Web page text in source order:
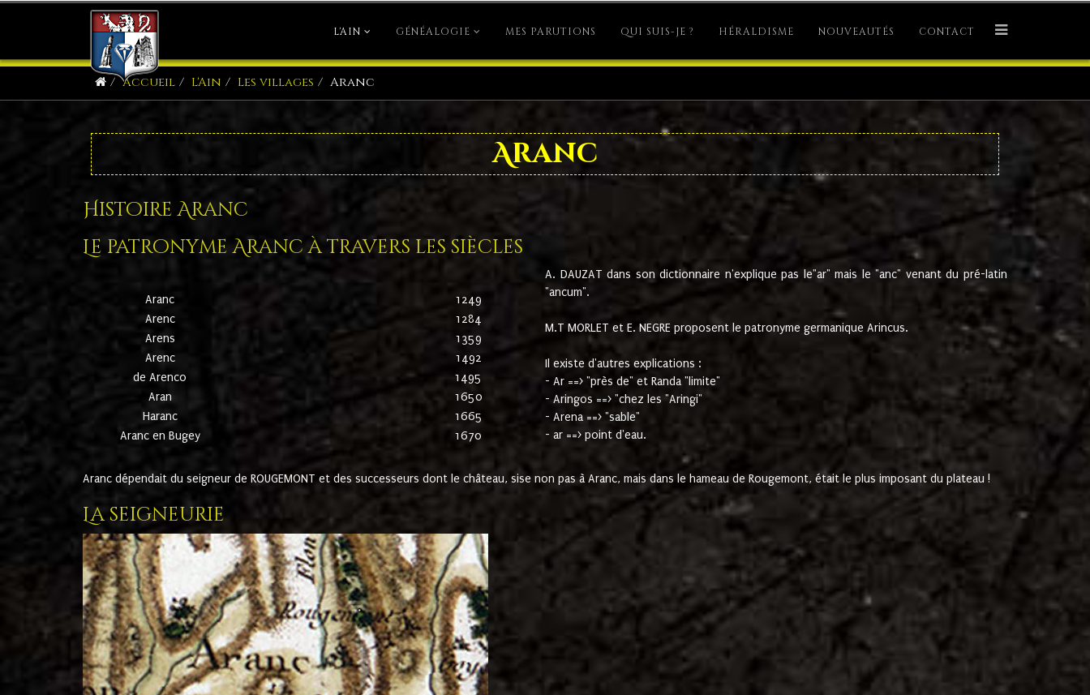
L'AIN GÉNÉALOGIE MES PARUTIONS QUI SUIS-JE ? HÉRALDISME NOUVEAUTÉS CONTACT
Accueil L'Ain Les villages Aranc
Aranc
Histoire Aranc
Le patronyme Aranc à travers les siècles
Aranc
1249
Arenc
1284
Arens
1359
Arenc
1492
de Arenco
1495
Aran
1650
Haranc
1665
Aranc en Bugey
1670
A. DAUZAT dans son dictionnaire n'explique pas le"ar" mais le "anc" venant du pré-latin
"ancum".
M.T MORLET et E. NEGRE proposent le patronyme germanique Arincus.
Il existe d'autres explications :
- Ar ==> "près de" et Randa "limite"
- Aringos ==> "chez les "Aringi"
- Arena ==> "sable"
- ar ==> point d'eau.
Aranc dépendait du seigneur de ROUGEMONT et des successeurs dont le château, sise non pas à Aranc, mais dans le hameau de Rougemont, était le plus imposant du plateau !
La seigneurie